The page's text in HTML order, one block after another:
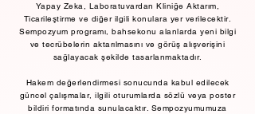
Yapay Zeka, Laboratuvardan Kliniğe Aktarım,
Ticarileştirme ve diğer ilgili konulara yer verilecektir.
Sempozyum programı, bahsekonu alanlarda yeni bilgi
ve tecrübelerin aktarılmasını ve görüş alışverişini
sağlayacak şekilde tasarlanmaktadır.
Hakem değerlendirmesi sonucunda kabul edilecek
güncel çalışmalar, ilgili oturumlarda sözlü veya poster
bildiri formatında sunulacaktır. Sempozyumumuza